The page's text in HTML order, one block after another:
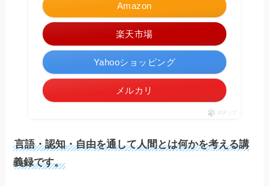
Amazon
楽天市場
Yahooショッピング
メルカリ
ポチップ
言語・認知・自由を通して人間とは何かを考える講
義録です。